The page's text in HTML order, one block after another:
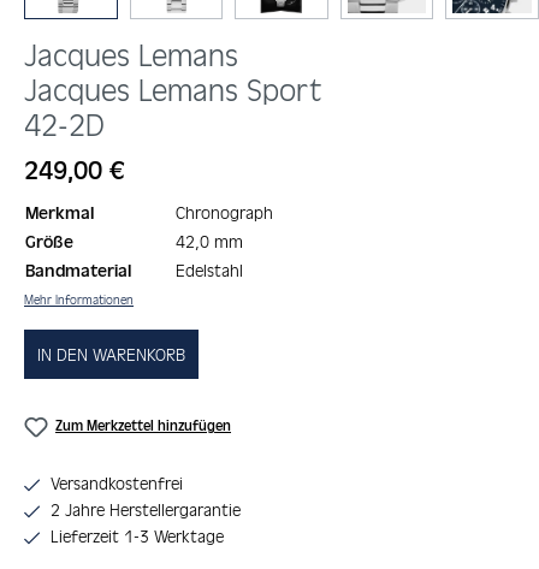
Jacques Lemans
Jacques Lemans Sport
42-2D
Regulärer Preis:
249,00 €
Merkmal
Chronograph
Größe
42,0 mm
Bandmaterial
Edelstahl
Mehr Informationen
IN DEN WARENKORB
Zum Merkzettel hinzufügen
Versandkostenfrei
2 Jahre Herstellergarantie
Lieferzeit 1-3 Werktage